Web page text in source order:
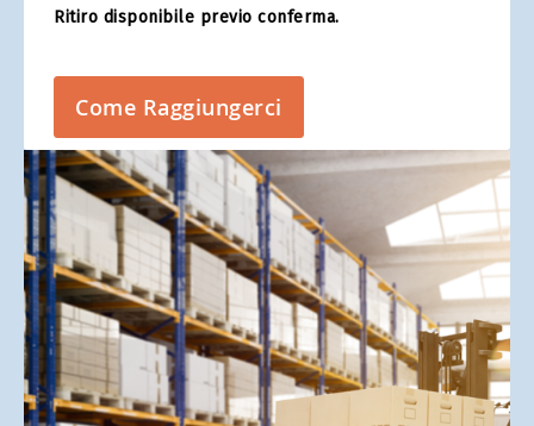
Ritiro disponibile previo conferma.
Come Raggiungerci